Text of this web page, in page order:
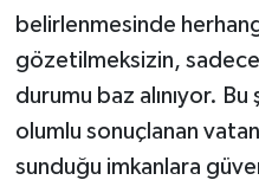
belirlenmesinde
gözetilmeksizin,
durumu baz alınıyor.
olumlu sonuçlanan
sunduğu imkanlara